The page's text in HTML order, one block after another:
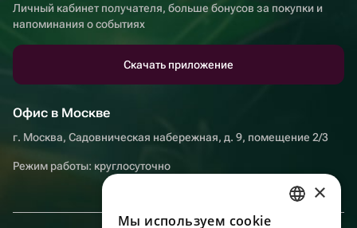
Личный кабинет получателя, больше бонусов за покупки и
напоминания о событиях
Скачать приложение
Офис в Москве
г. Москва, Садовническая набережная, д. 9, помещение 2/3
Режим работы: круглосуточно
×
Мы используем сookie